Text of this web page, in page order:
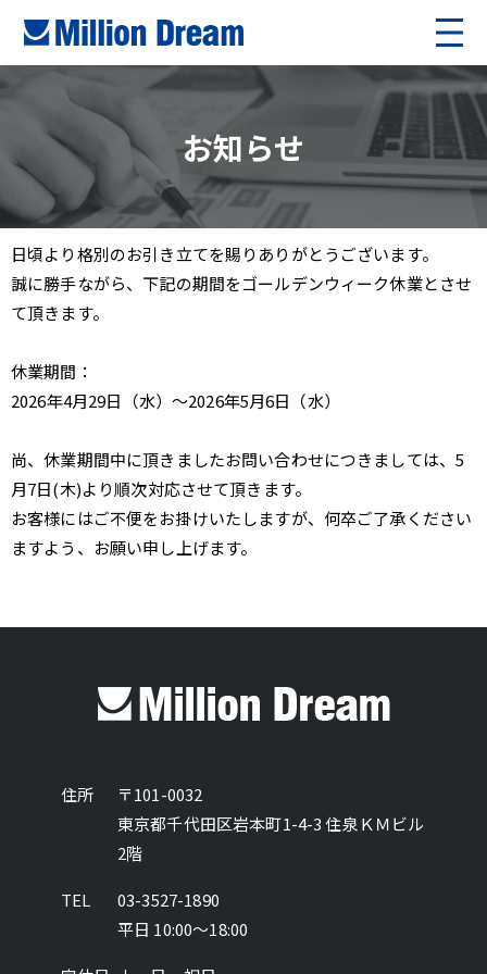
お知らせ
日頃より格別のお引き立てを賜りありがとうございます。
誠に勝手ながら、下記の期間をゴールデンウィーク休業とさせ
て頂きます。
休業期間：
2026年4月29日（水）～2026年5月6日（水）
尚、休業期間中に頂きましたお問い合わせにつきましては、5
月7日(木)より順次対応させて頂きます。
お客様にはご不便をお掛けいたしますが、何卒ご了承ください
ますよう、お願い申し上げます。
住所
〒101-0032
東京都千代田区岩本町1-4-3 住泉ＫＭビル
2階
TEL
03-3527-1890
平日 10:00～18:00